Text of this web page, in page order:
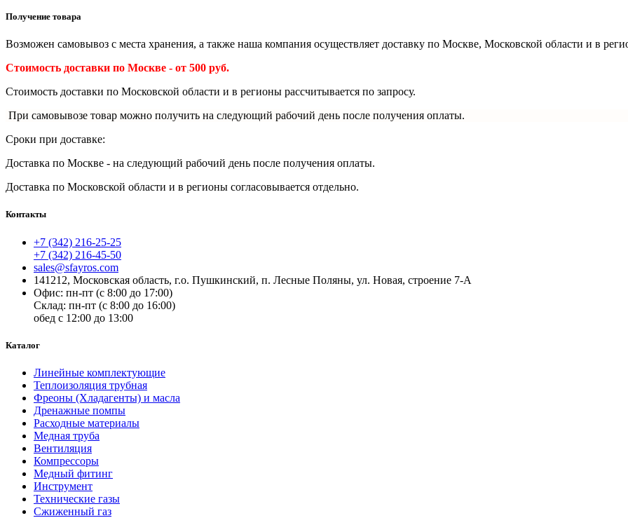
Получение товара
Возможен самовывоз с места хранения, а также наша компания осуществляет доставку по Москве, Московской области и в
Стоимость доставки по Москве - от 500 руб.
Стоимость доставки по Московской области и в регионы рассчитывается по запросу.
При самовывозе товар можно получить на следующий рабочий день после получения оплаты.
Сроки при доставке:
Доставка по Москве - на следующий рабочий день после получения оплаты.
Доставка по Московской области и в регионы согласовывается отдельно.
Контакты
+7 (342) 216-25-25
+7 (342) 216-45-50
sales@sfayros.com
141212, Московская область, г.о. Пушкинский, п. Лесные Поляны, ул. Новая, строение 7-А
Офис: пн-пт (с 8:00 до 17:00)
Склад: пн-пт (с 8:00 до 16:00)
обед с 12:00 до 13:00
Каталог
Линейные комплектующие
Теплоизоляция трубная
Фреоны (Хладагенты) и масла
Дренажные помпы
Расходные материалы
Медная труба
Вентиляция
Компрессоры
Медный фитинг
Инструмент
Технические газы
Сжиженный газ